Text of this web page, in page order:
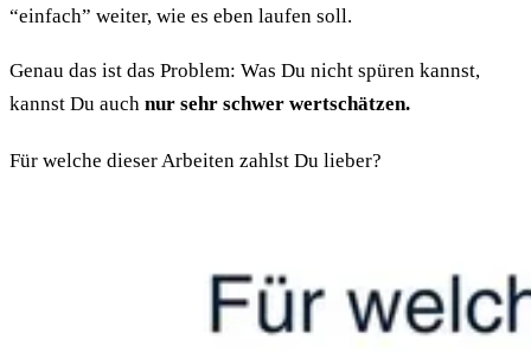
“einfach” weiter, wie es eben laufen soll.
Genau das ist das Problem: Was Du nicht spüren kannst,
kannst Du auch nur sehr schwer wertschätzen.
Für welche dieser Arbeiten zahlst Du lieber?